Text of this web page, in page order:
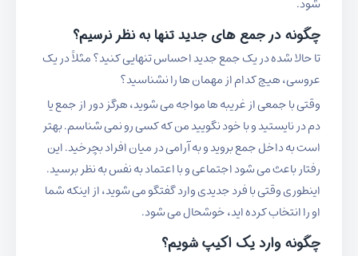
شود.
چگونه در جمع های جدید تنها به نظر نرسیم؟
تا حالا شده در یک جمع جدید احساس تنهایی کنید؟ مثلاً در یک
عروسی، هیچ کدام از مهمان ها را نشناسید؟
وقتی با جمعی از غریبه ها مواجه می شوید، هرگز دور از جمع یا
دم در نایستید و با خود نگویید من که کسی رو نمی شناسم. بهتر
است به داخل جمع بروید و به آرامی در میان افراد بچرخید. این
رفتار باعث می شود اجتماعی و با اعتماد به نفس به نظر برسید.
اینطوری وقتی با فرد جدیدی وارد گفتگو می شوید، از اینکه شما
او را انتخاب کرده اید، خوشحال می شود.
چگونه وارد یک اکیپ شویم؟